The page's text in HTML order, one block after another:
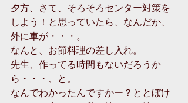
夕方、さて、そろそろセンター対策を
しよう！と思っていたら、なんだか、
外に車が・・・。
なんと、お節料理の差し入れ。
先生、作ってる時間もないだろうか
ら・・・、と。
なんでわかったんですかー？ととぼけ